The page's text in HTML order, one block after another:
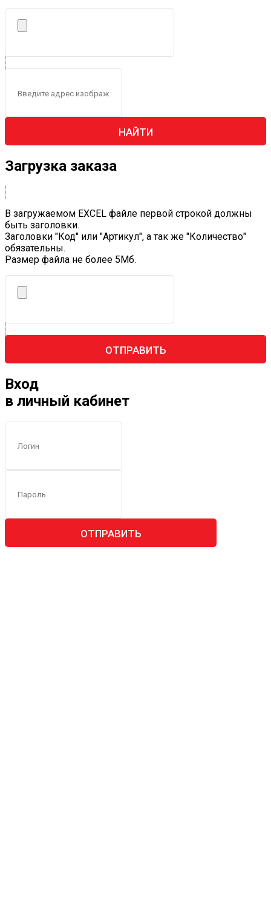
НАЙТИ
Загрузка заказа
В загружаемом EXCEL файле первой строкой должны
быть заголовки.
Заголовки "Код" или "Артикул", а так же "Количество"
обязательны.
Размер файла не более 5Mб.
ОТПРАВИТЬ
Вход
в личный кабинет
ОТПРАВИТЬ